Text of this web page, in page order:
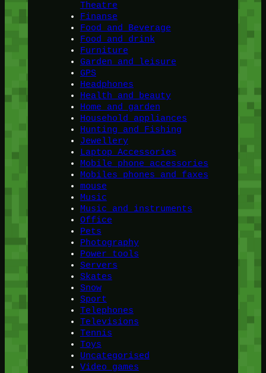
Theatre
Finanse
Food and Beverage
Food and drink
Furniture
Garden and leisure
GPS
Headphones
Health and beauty
Home and garden
Household appliances
Hunting and Fishing
Jewellery
Laptop Accessories
Mobile phone accessories
Mobiles phones and faxes
mouse
Music
Music and instruments
Office
Pets
Photography
Power tools
Servers
Skates
Snow
Sport
Telephones
Televisions
Tennis
Toys
Uncategorised
Video games